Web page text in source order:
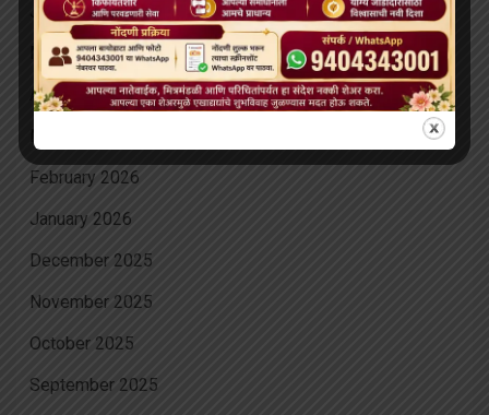
June 2026
May 2026
April 2026
February 2026
January 2026
December 2025
November 2025
October 2025
September 2025